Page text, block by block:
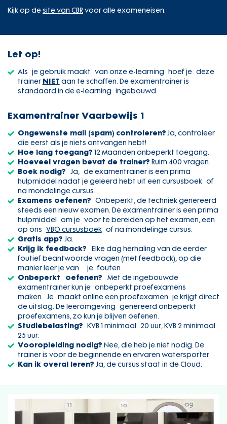
Kijk op de site van CBR voor alle exameneisen.
Let op!
Als je gebruik maakt van onze e-learning hoef je deze
trainer NIET aan te schaffen. De examentrainer is
standaard in de e-learning ingebouwd.
Examentrainer Vaarbewijs 1
Ongewenste mail (spam) controleren? Ja, controleer
die eerst als je niets ontvangen hebt!
Hoe lang toegang? 12 Maanden onbeperkt toegang.
Hoeveel vragen bevat de trainer? Ruim 400 vragen.
Boek nodig?Ja, de examentrainer is een prima
hulpmiddel nadat je geleerd hebt uit een cursusboek of
na mondelinge cursus.
Examens oefenen? Onbeperkt, de techniek genereerd
steeds een nieuw examen. De examentrainer is een prima
hulpmiddel om je voor te bereiden op het examen, een
op ons VBO cursusboekof na mondelinge cursus.
Gratis app?Ja.
Krijg ik feedback?
Elke dag herhaling van de eerder
foutief beantwoorde vragen (met feedback), op die
manier leer je van je fouten.
Onbeperkt oefenen? Met de ingebouwde
examentrainer kun je onbeperkt proefexamens
maken. Je maakt online een proefexamen je krijgt direct
de uitslag. De leeromgeving genereerd onbeperkt
proefexamens, zo kun je blijven oefenen.
Studiebelasting? KVB 1 minimaal 20 uur, KVB 2 minimaal
25 uur.
Vooropleiding nodig? Nee, die heb je niet nodig. De
trainer is voor de beginnende en ervaren watersporter.
Kan ik overal leren?Ja, de cursus staat in de Cloud.